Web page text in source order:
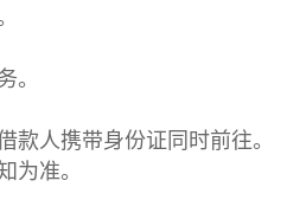
。
款人携带身份证同时前往。
为准。